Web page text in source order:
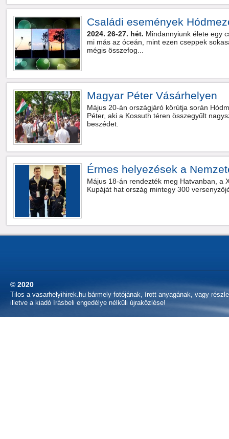
Családi események
2024. 26-27. hét. Mindannyiunk élete egy
mi más az óceán, mint ezen cseppek
mégis összefog...
Magyar Péter Vásárhelyen
Május 20-án országjáró körútja során
Péter, aki a Kossuth téren összegyűlt
beszédet.
Érmes helyezések a
Május 18-án rendezték meg Hatvanban, a
Kupáját hat ország mintegy 300
© 2020
Tilos a vasarhelyihirek.hu bármely fotójának, írott anyagának, vagy
illetve a kiadó írásbeli engedélye nélküli újraközlése!